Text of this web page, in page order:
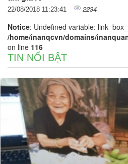
22/08/2018 11:23:41 2234
Notice: Undefined variable:
/home/inanqcvn/domains/
on line 116
TIN NỔI BẬT